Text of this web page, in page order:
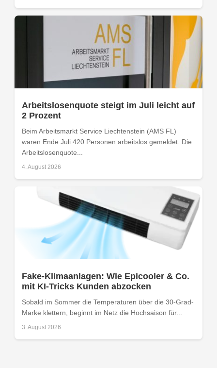
Arbeitslosenquote steigt im Juli leicht auf
2 Prozent
Beim Arbeitsmarkt Service Liechtenstein (AMS FL)
waren Ende Juli 420 Personen arbeitslos gemeldet. Die
Arbeitslosenquote...
4. August 2026
Fake-Klimaanlagen: Wie Epicooler & Co.
mit KI-Tricks Kunden abzocken
Sobald im Sommer die Temperaturen über die 30-Grad-
Marke klettern, beginnt im Netz die Hochsaison für...
3. August 2026